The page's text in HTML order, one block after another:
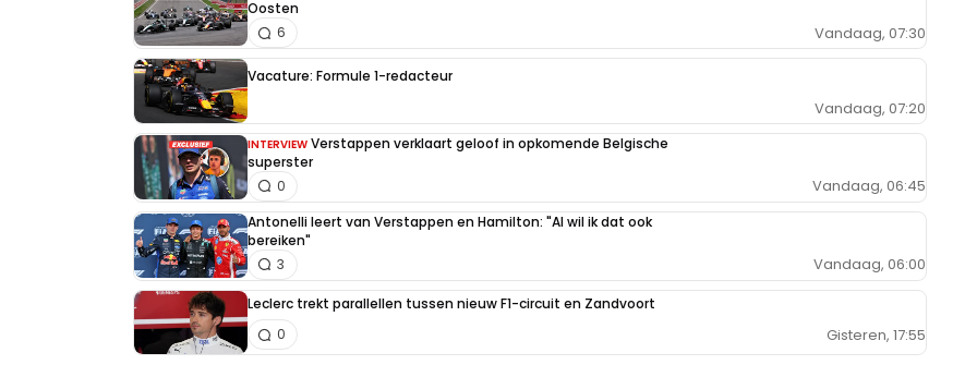
Oosten
Vandaag, 07:30
6
Vacature: Formule 1-redacteur
Vandaag, 07:20
INTERVIEW Verstappen verklaart geloof in opkomende Belgische
superster
Vandaag, 06:45
0
Antonelli leert van Verstappen en Hamilton: "Al wil ik dat ook
bereiken"
Vandaag, 06:00
3
Leclerc trekt parallellen tussen nieuw F1-circuit en Zandvoort
Gisteren, 17:55
0